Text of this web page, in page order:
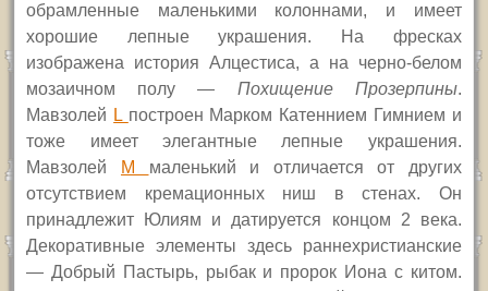
обрамленные маленькими колоннами, и имеет
хорошие лепные украшения. На фресках
изображена история Алцестиса, а на черно-белом
мозаичном полу — Похищение Прозерпины.
Мавзолей L построен Марком Катеннием Гимнием и
тоже имеет элегантные лепные украшения.
Мавзолей
M маленький и отличается от других
отсутствием кремационных ниш в стенах. Он
принадлежит Юлиям и датируется концом 2 века.
Декоративные элементы здесь раннехристианские
— Добрый Пастырь, рыбак и пророк Иона с китом.